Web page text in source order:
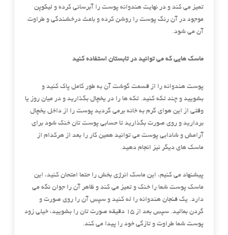
تمیز می کند و در نهایت هندوانه پوست را آبرسانی کرده و لیکوپن
موجود در آن رنگ پوست را روشن کرده و باعث درخشندگی و طراوت
آن می شود.
ماسک هایی که می توانید در تابستان استفاده کنید
پوست هندوانه را از قسمت گوشت آن به طور کامل پاک کنید و
بشویید و چند تکه کنید. تکه ها را در یخچال بگذارید و در میان روز یا
وقتی از این هوای گرم به خانه برمی گردید پوست را از داخل یخچال
بردارید و روی صورت بگذارید تا حسابی پوست تان خنک شود برای
آرامش و شادابی پوست می توانید همین کار را بعد از هرکدام از
ماسک های دیگر نیز انجام دهید.
پیشنهاد می کنیم، این ماسک انرژی بخش را حتما امتحان کنید، این
ماسک پوست شما را خنک و تمیز می کند و ظاهر آن را جوان نگه می
دارد. یک فنجان هندوانه را له کنید و سپس آن را روی صورت و
گردن بمالید. سپس بعد از ۱۵ دقیقه صورت تان را بشویید، خیلی زود
پوست شما طراوت و تازگی خود را پیدا می کند.